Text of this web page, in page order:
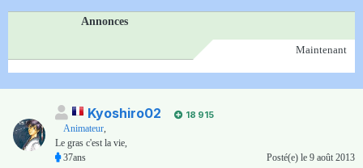
Annonces
Maintenant
Kyoshiro02
18 915
Animateur,
Le gras c'est la vie,
37ans
Posté(e) le 9 août 2013